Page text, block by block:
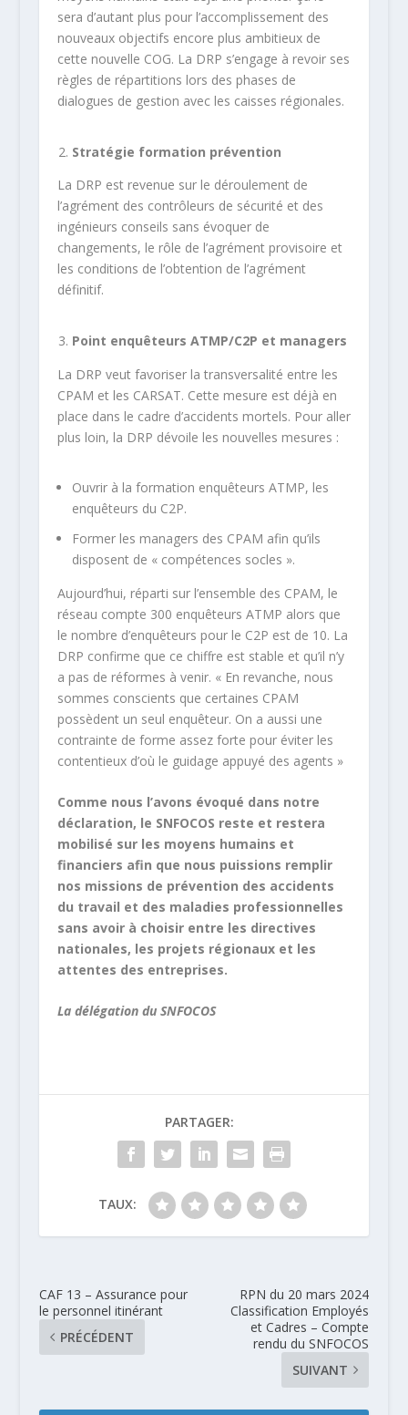
sera d’autant plus pour l’accomplissement des
nouveaux objectifs encore plus ambitieux de
cette nouvelle COG. La DRP s’engage à revoir ses
règles de répartitions lors des phases de
dialogues de gestion avec les caisses régionales.
Stratégie formation prévention
La DRP est revenue sur le déroulement de
l’agrément des contrôleurs de sécurité et des
ingénieurs conseils sans évoquer de
changements, le rôle de l’agrément provisoire et
les conditions de l’obtention de l’agrément
définitif.
Point enquêteurs ATMP/C2P et managers
La DRP veut favoriser la transversalité entre les
CPAM et les CARSAT. Cette mesure est déjà en
place dans le cadre d’accidents mortels. Pour aller
plus loin, la DRP dévoile les nouvelles mesures :
Ouvrir à la formation enquêteurs ATMP, les
enquêteurs du C2P.
Former les managers des CPAM afin qu’ils
disposent de « compétences socles ».
Aujourd’hui, réparti sur l’ensemble des CPAM, le
réseau compte 300 enquêteurs ATMP alors que
le nombre d’enquêteurs pour le C2P est de 10. La
DRP confirme que ce chiffre est stable et qu’il n’y
a pas de réformes à venir. « En revanche, nous
sommes conscients que certaines CPAM
possèdent un seul enquêteur. On a aussi une
contrainte de forme assez forte pour éviter les
contentieux d’où le guidage appuyé des agents »
Comme nous l’avons évoqué dans notre
déclaration, le SNFOCOS reste et restera
mobilisé sur les moyens humains et
financiers afin que nous puissions remplir
nos missions de prévention des accidents
du travail et des maladies professionnelles
sans avoir à choisir entre les directives
nationales, les projets régionaux et les
attentes des entreprises.
La délégation du SNFOCOS
PARTAGER:
TAUX:
CAF 13 – Assurance pour
le personnel itinérant
PRÉCÉDENT
RPN du 20 mars 2024
Classification Employés
et Cadres – Compte
rendu du SNFOCOS
SUIVANT